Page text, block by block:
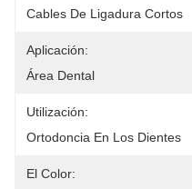
Cables De Ligadura Cortos
Aplicación:
Área Dental
Utilización:
Ortodoncia En Los Dientes
El Color: